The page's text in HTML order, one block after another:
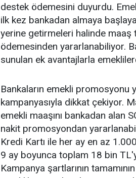
destek ödemesini duyurdu.
ilk kez bankadan almaya
yerine getirmeleri halinde maaş
ödemesinden yararlanabiliyor.
sunulan ek avantajlarla
Bankaların emekli promosyonu
kampanyasıyla dikkat çekiyor.
emekli maaşını bankadan alan
nakit promosyondan
Kredi Kartı ile her ay en az
9 ay boyunca toplam 18 bin
Kampanya şartlarının